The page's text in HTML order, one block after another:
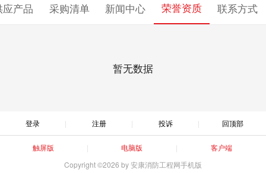
应产品 采购清单 新闻中心 荣誉资质 联系方式
暂无数据
登录 注册 投诉 回顶部
触屏版 电脑版
客户端
Copyright ©2026 by 安康消防工程网手机版